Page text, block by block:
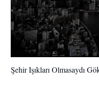
Şehir Işıkları Olmasaydı